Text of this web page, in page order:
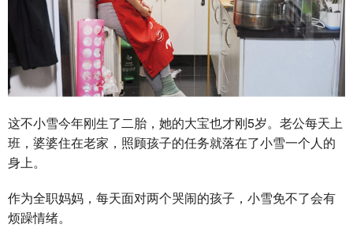
这不小雪今年刚生了二胎，她的大宝也才刚5岁。老公每天上
班，婆婆住在老家，照顾孩子的任务就落在了小雪一个人的
身上。
作为全职妈妈，每天面对两个哭闹的孩子，小雪免不了会有
烦躁情绪。